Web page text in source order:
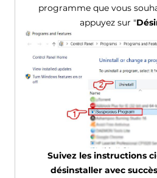
programme que vous
appuyez sur "
Suivez les instructions
désinstaller avec